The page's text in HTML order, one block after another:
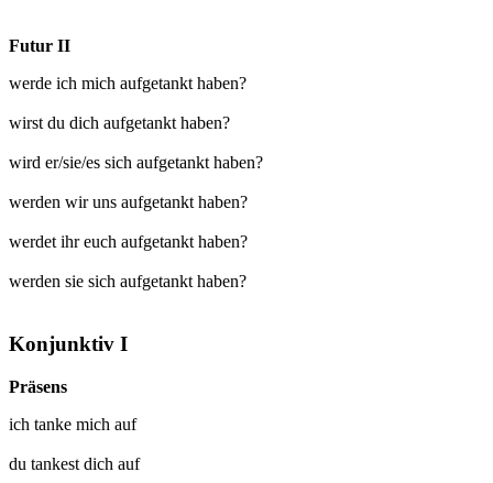
Futur II
werde ich mich aufgetankt haben?
wirst du dich aufgetankt haben?
wird er/sie/es sich aufgetankt haben?
werden wir uns aufgetankt haben?
werdet ihr euch aufgetankt haben?
werden sie sich aufgetankt haben?
Konjunktiv I
Präsens
ich tanke mich auf
du tankest dich auf